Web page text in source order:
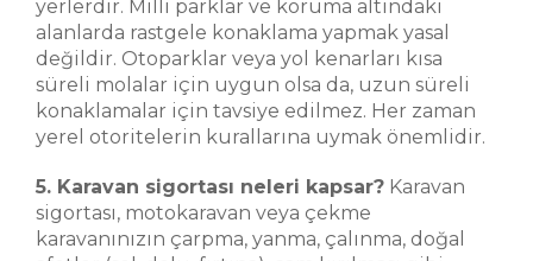
yerlerdir. Milli parklar ve koruma altındaki
alanlarda rastgele konaklama yapmak yasal
değildir. Otoparklar veya yol kenarları kısa
süreli molalar için uygun olsa da, uzun süreli
konaklamalar için tavsiye edilmez. Her zaman
yerel otoritelerin kurallarına uymak önemlidir.
5. Karavan sigortası neleri kapsar? Karavan
sigortası, motokaravan veya çekme
karavanınızın çarpma, yanma, çalınma, doğal